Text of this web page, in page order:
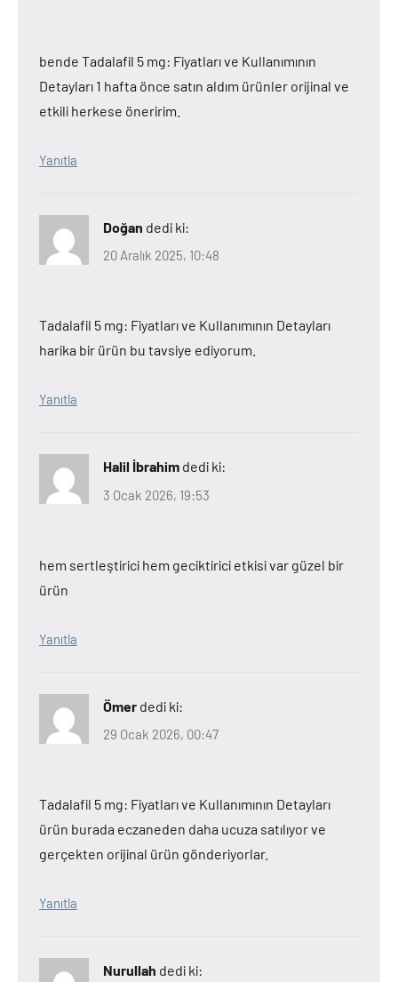
bende Tadalafil 5 mg: Fiyatları ve Kullanımının
Detayları 1 hafta önce satın aldım ürünler orijinal ve
etkili herkese öneririm.
Yanıtla
Doğan dedi ki:
20 Aralık 2025, 10:48
Tadalafil 5 mg: Fiyatları ve Kullanımının Detayları
harika bir ürün bu tavsiye ediyorum.
Yanıtla
Halil İbrahim dedi ki:
3 Ocak 2026, 19:53
hem sertleştirici hem geciktirici etkisi var güzel bir
ürün
Yanıtla
Ömer dedi ki:
29 Ocak 2026, 00:47
Tadalafil 5 mg: Fiyatları ve Kullanımının Detayları
ürün burada eczaneden daha ucuza satılıyor ve
gerçekten orijinal ürün gönderiyorlar.
Yanıtla
Nurullah dedi ki: